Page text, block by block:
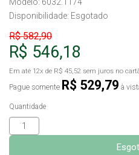
Disponibilidade: Esgotado
R$ 582,90
R$ 546,18
Em até 12x de R$ 45,52 sem juros no
Pague somente R$ 529,79 à
Quantidade